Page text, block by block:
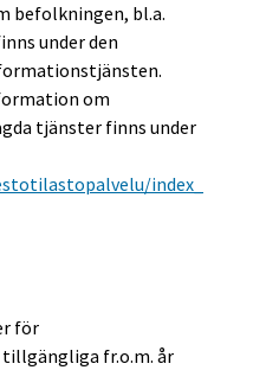
befolkningen, bl.a.
under den
om
tjänster finns under
index_
för
fr.o.m. år